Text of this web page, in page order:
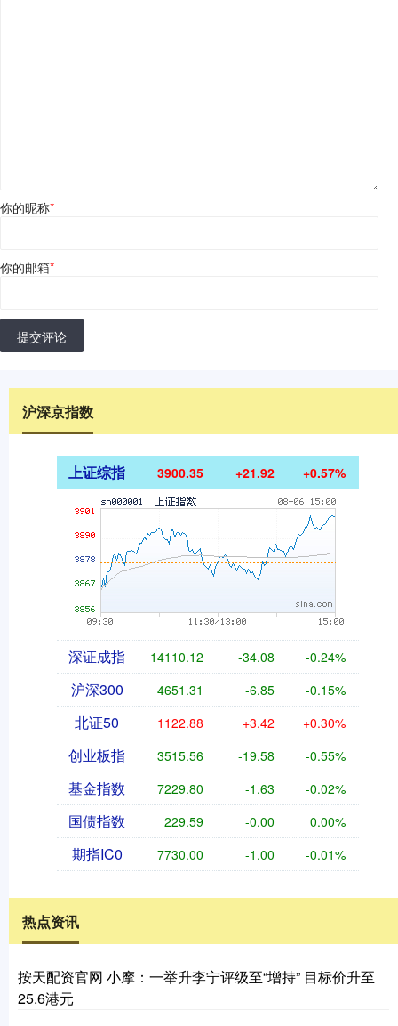
你的昵称*
你的邮箱*
提交评论
沪深京指数
上证综指 3900.35 +21.92 +0.57%
深证成指 14110.12 -34.08 -0.24%
沪深300 4651.31 -6.85 -0.15%
北证50 1122.88 +3.42 +0.30%
创业板指 3515.56 -19.58 -0.55%
基金指数 7229.80 -1.63 -0.02%
国债指数 229.59 -0.00 0.00%
期指IC0 7730.00 -1.00 -0.01%
热点资讯
按天配资官网 小摩：一举升李宁评级至“增持” 目标价升至
25.6港元